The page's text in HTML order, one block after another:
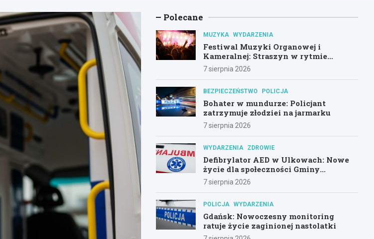
Polecane
MUZYKA WYDARZENIA
Festiwal Muzyki Organowej i
Kameralnej: Straszyn w rytmie
klasyki
7 sierpnia 2026
BEZPIECZEŃSTWO POLICJA
Bohater w mundurze: Policjant
zatrzymuje złodziei na jarmarku
7 sierpnia 2026
WYDARZENIA ZDROWIE
Defibrylator AED w Ulkowach: Nowe
życie dla społeczności Gminy
Pszczółki
7 sierpnia 2026
POLICJA WYDARZENIA
Gdańsk: Nowoczesny monitoring
ratuje życie zaginionej nastolatki